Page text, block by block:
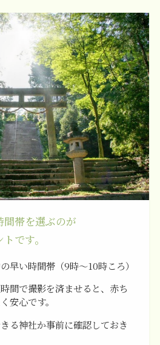
帯を選ぶのが
です。
早い時間帯（9時～10時ころ）
間で撮影を済ませると、赤ち
安心です。
る神社か事前に確認しておき